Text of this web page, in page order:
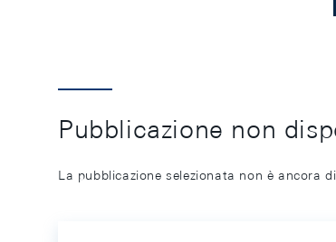
Pubblicazione non
La pubblicazione selezionata non è ancora